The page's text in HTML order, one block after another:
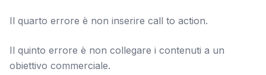
Il quarto errore è non inserire call to action.
Il quinto errore è non collegare i contenuti a un
obiettivo commerciale.